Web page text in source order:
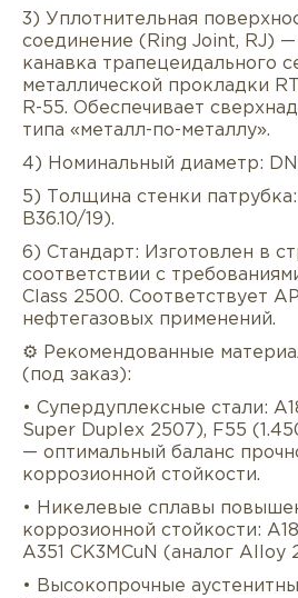
3) Уплотнительная
соединение (Ring Joint, RJ)
канавка трапецеидального
металлической прокладки
R-55. Обеспечивает
типа «металл-по-металлу».
4) Номинальный диаметр:
5) Толщина стенки патрубка:
B36.10/19).
6) Стандарт: Изготовлен в
соответствии с
Class 2500. Соответствует
нефтегазовых применений.
⚙️ Рекомендованные
(под заказ):
• Супердуплексные стали:
Super Duplex 2507), F55
— оптимальный баланс
коррозионной стойкости.
• Никелевые сплавы
коррозионной стойкости:
A351 CK3MCuN (аналог Alloy
• Высокопрочные